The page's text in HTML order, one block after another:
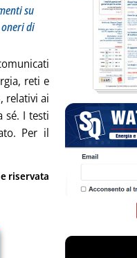
su
di
reti e
relativi ai
sé. I testi
Per il